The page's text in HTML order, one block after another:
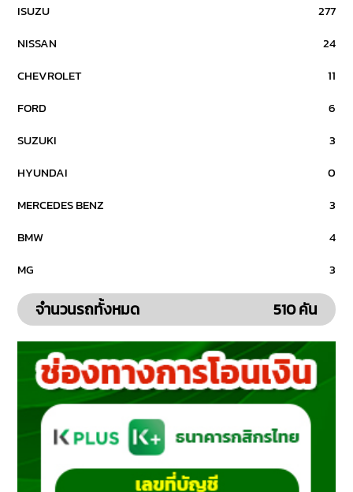
ISUZU
277
NISSAN
24
CHEVROLET
11
FORD
6
SUZUKI
3
HYUNDAI
0
MERCEDES BENZ
3
BMW
4
MG
3
จำนวนรถทั้งหมด 510 คัน